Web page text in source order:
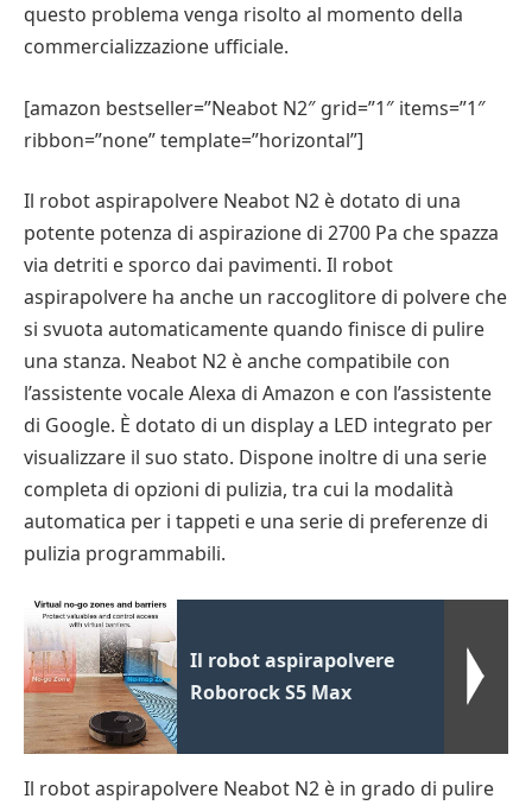
questo problema venga risolto al momento della
commercializzazione ufficiale.
[amazon bestseller=”Neabot N2″ grid=”1″ items=”1″
ribbon=”none” template=”horizontal”]
Il robot aspirapolvere Neabot N2 è dotato di una
potente potenza di aspirazione di 2700 Pa che spazza
via detriti e sporco dai pavimenti. Il robot
aspirapolvere ha anche un raccoglitore di polvere che
si svuota automaticamente quando finisce di pulire
una stanza. Neabot N2 è anche compatibile con
l’assistente vocale Alexa di Amazon e con l’assistente
di Google. È dotato di un display a LED integrato per
visualizzare il suo stato. Dispone inoltre di una serie
completa di opzioni di pulizia, tra cui la modalità
automatica per i tappeti e una serie di preferenze di
pulizia programmabili.
Il robot aspirapolvere
Roborock S5 Max
Il robot aspirapolvere Neabot N2 è in grado di pulire